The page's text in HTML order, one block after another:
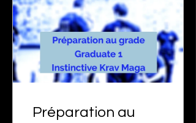
Préparation au